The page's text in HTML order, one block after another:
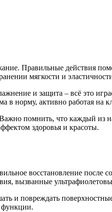
Правильные действия
мягкости и
и защита – всё это
в норму, активно работая на
помнить, что каждый из
здоровья и красоты.
восстановление после
вызванные
и повреждать
функции.